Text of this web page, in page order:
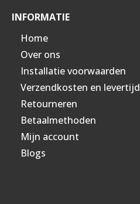
INFORMATIE
Home
Over ons
Installatie voorwaarden
Verzendkosten en levertijd
Retourneren
Betaalmethoden
Mijn account
Blogs